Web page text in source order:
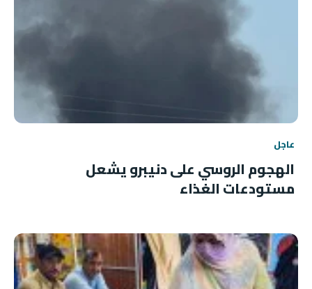
عاجل
الهجوم الروسي على دنيبرو يشعل
مستودعات الغذاء